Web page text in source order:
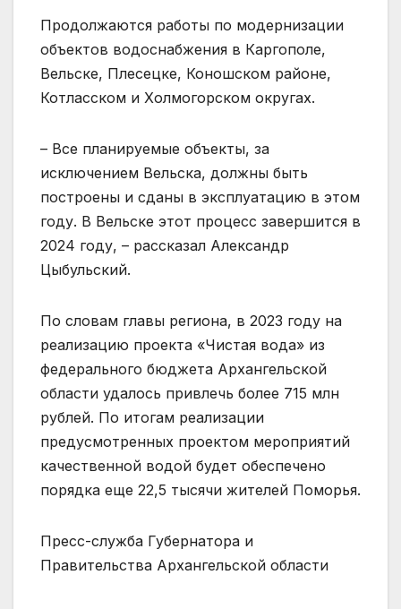
Продолжаются работы по модернизации
объектов водоснабжения в Каргополе,
Вельске, Плесецке, Коношском районе,
Котласском и Холмогорском округах.
– Все планируемые объекты, за
исключением Вельска, должны быть
построены и сданы в эксплуатацию в этом
году. В Вельске этот процесс завершится в
2024 году, – рассказал Александр
Цыбульский.
По словам главы региона, в 2023 году на
реализацию проекта «Чистая вода» из
федерального бюджета Архангельской
области удалось привлечь более 715 млн
рублей. По итогам реализации
предусмотренных проектом мероприятий
качественной водой будет обеспечено
порядка еще 22,5 тысячи жителей Поморья.
Пресс-служба Губернатора и
Правительства Архангельской области